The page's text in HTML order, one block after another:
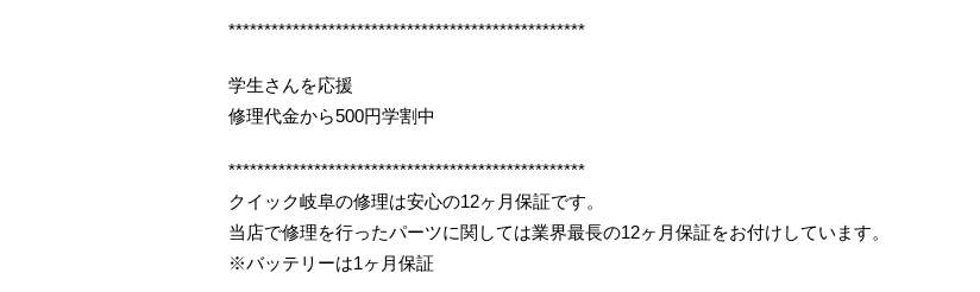
**************************************************
学生さんを応援
修理代金から500円学割中
**************************************************
クイック岐阜の修理は安心の12ヶ月保証です。
当店で修理を行ったパーツに関しては業界最長の12ヶ月保証をお付けしています。
※バッテリーは1ヶ月保証